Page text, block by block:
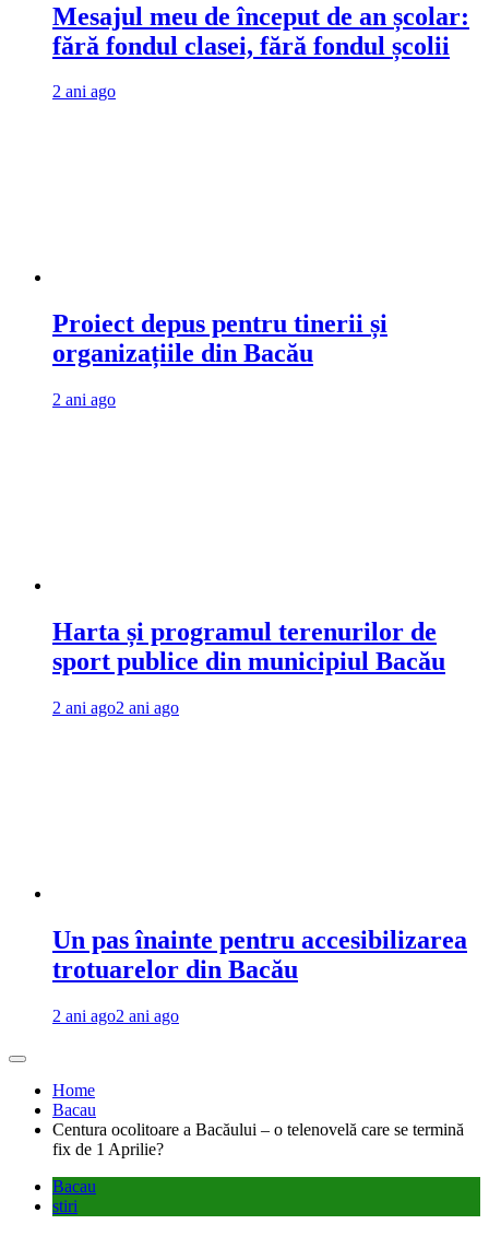
Mesajul meu de început de an școlar:
fără fondul clasei, fără fondul școlii
2 ani ago
Proiect depus pentru tinerii și
organizațiile din Bacău
2 ani ago
Harta și programul terenurilor de
sport publice din municipiul Bacău
2 ani ago2 ani ago
Un pas înainte pentru accesibilizarea
trotuarelor din Bacău
2 ani ago2 ani ago
Home
Bacau
Centura ocolitoare a Bacăului – o telenovelă care se termină
fix de 1 Aprilie?
Bacau
stiri